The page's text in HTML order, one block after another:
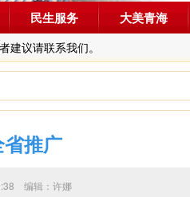
建议请联系我们。
民生服务 大美青海
推广
编辑：许娜